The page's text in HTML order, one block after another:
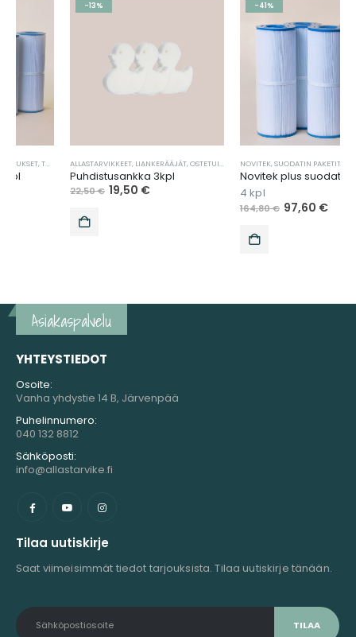
ALLASTARVIKKEET,LIANKERÄÄJÄT, OSTETUIMMAT TUOTTEET TARJOUKSET,TUOTEPAKETIT,
Puhdistusankka 3kpl
19,50€
NOVITEK,SUODATIN PAKETIT,TARJOUKSET,
Novitek plus suodatin 4kpl
97,60€
Asiakaspalvelu
YHTEYSTIEDOT
Osoite:
Vanha yhdystie 14 B, Järvenpää
Puhelinnumero:
040 132 8812
Sähköposti:
info@allastarvike.fi
Tilaa uutiskirje
Saat viimeisimmät tiedot tarjouksista. Tilaa uutiskirje tänään.